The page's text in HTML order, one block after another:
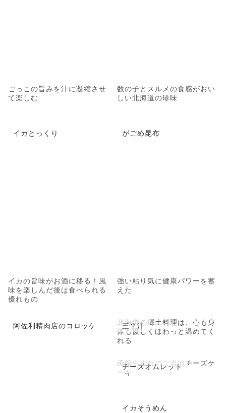
ごっこの旨みを汁に凝縮させ
て楽しむ
数の子とスルメの食感がおい
しい北海道の珍味
イカとっくり
イカの旨味がお酒に移る！風
味を楽しんだ後は食べられる
優れもの
がごめ昆布
強い粘り気に健康パワーを蓄
えた
阿佐利精肉店のコロッケ 三平汁
北海道の郷土料理は、心も身
体も優しくほわっと温めてく
れる
チーズオムレット
函館生まれのご当地チーズケ
ーキ
イカそうめん